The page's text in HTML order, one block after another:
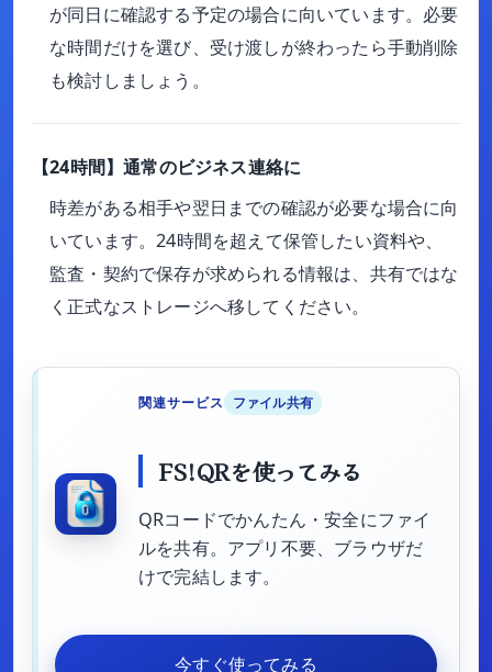
が同日に確認する予定の場合に向いています。必要
な時間だけを選び、受け渡しが終わったら手動削除
も検討しましょう。
【24時間】通常のビジネス連絡に
時差がある相手や翌日までの確認が必要な場合に向
いています。24時間を超えて保管したい資料や、
監査・契約で保存が求められる情報は、共有ではな
く正式なストレージへ移してください。
関連サービス ファイル共有
FS!QRを使ってみる
QRコードでかんたん・安全にファイ
ルを共有。アプリ不要、ブラウザだ
けで完結します。
今すぐ使ってみる